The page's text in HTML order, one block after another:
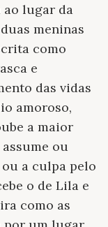
ao lugar da
meninas
como
e
das vidas
amoroso,
a maior
ou
a culpa pelo
o de Lila e
como as